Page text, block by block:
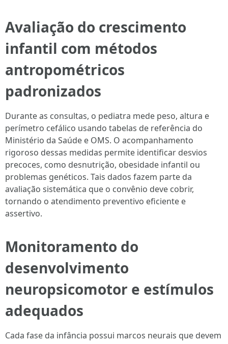
Avaliação do crescimento
infantil com métodos
antropométricos
padronizados
Durante as consultas, o pediatra mede peso, altura e
perímetro cefálico usando tabelas de referência do
Ministério da Saúde e OMS. O acompanhamento
rigoroso dessas medidas permite identificar desvios
precoces, como desnutrição, obesidade infantil ou
problemas genéticos. Tais dados fazem parte da
avaliação sistemática que o convênio deve cobrir,
tornando o atendimento preventivo eficiente e
assertivo.
Monitoramento do
desenvolvimento
neuropsicomotor e estímulos
adequados
Cada fase da infância possui marcos neurais que devem